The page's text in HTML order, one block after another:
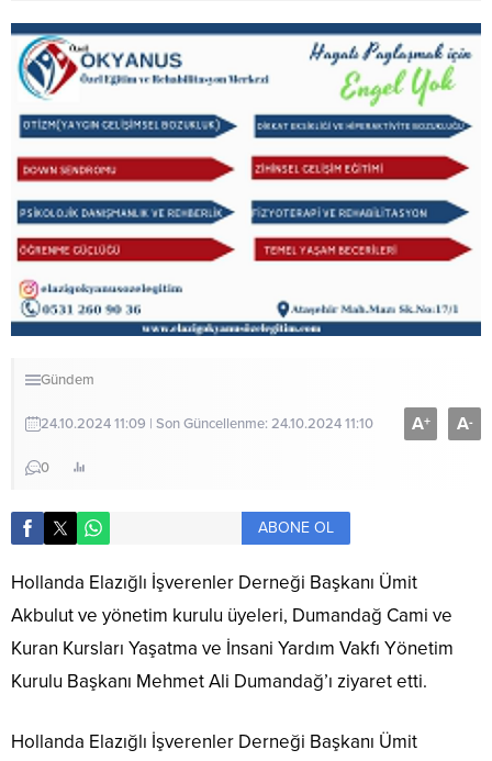
Gündem
24.10.2024 11:09 | Son Güncellenme: 24.10.2024 11:10
0
A+ A-
ABONE OL
Hollanda Elazığlı İşverenler Derneği Başkanı Ümit
Akbulut ve yönetim kurulu üyeleri, Dumandağ Cami ve
Kuran Kursları Yaşatma ve İnsani Yardım Vakfı Yönetim
Kurulu Başkanı Mehmet Ali Dumandağ’ı ziyaret etti.
Hollanda Elazığlı İşverenler Derneği Başkanı Ümit